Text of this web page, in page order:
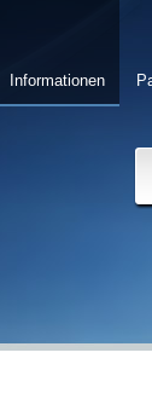
Informationen